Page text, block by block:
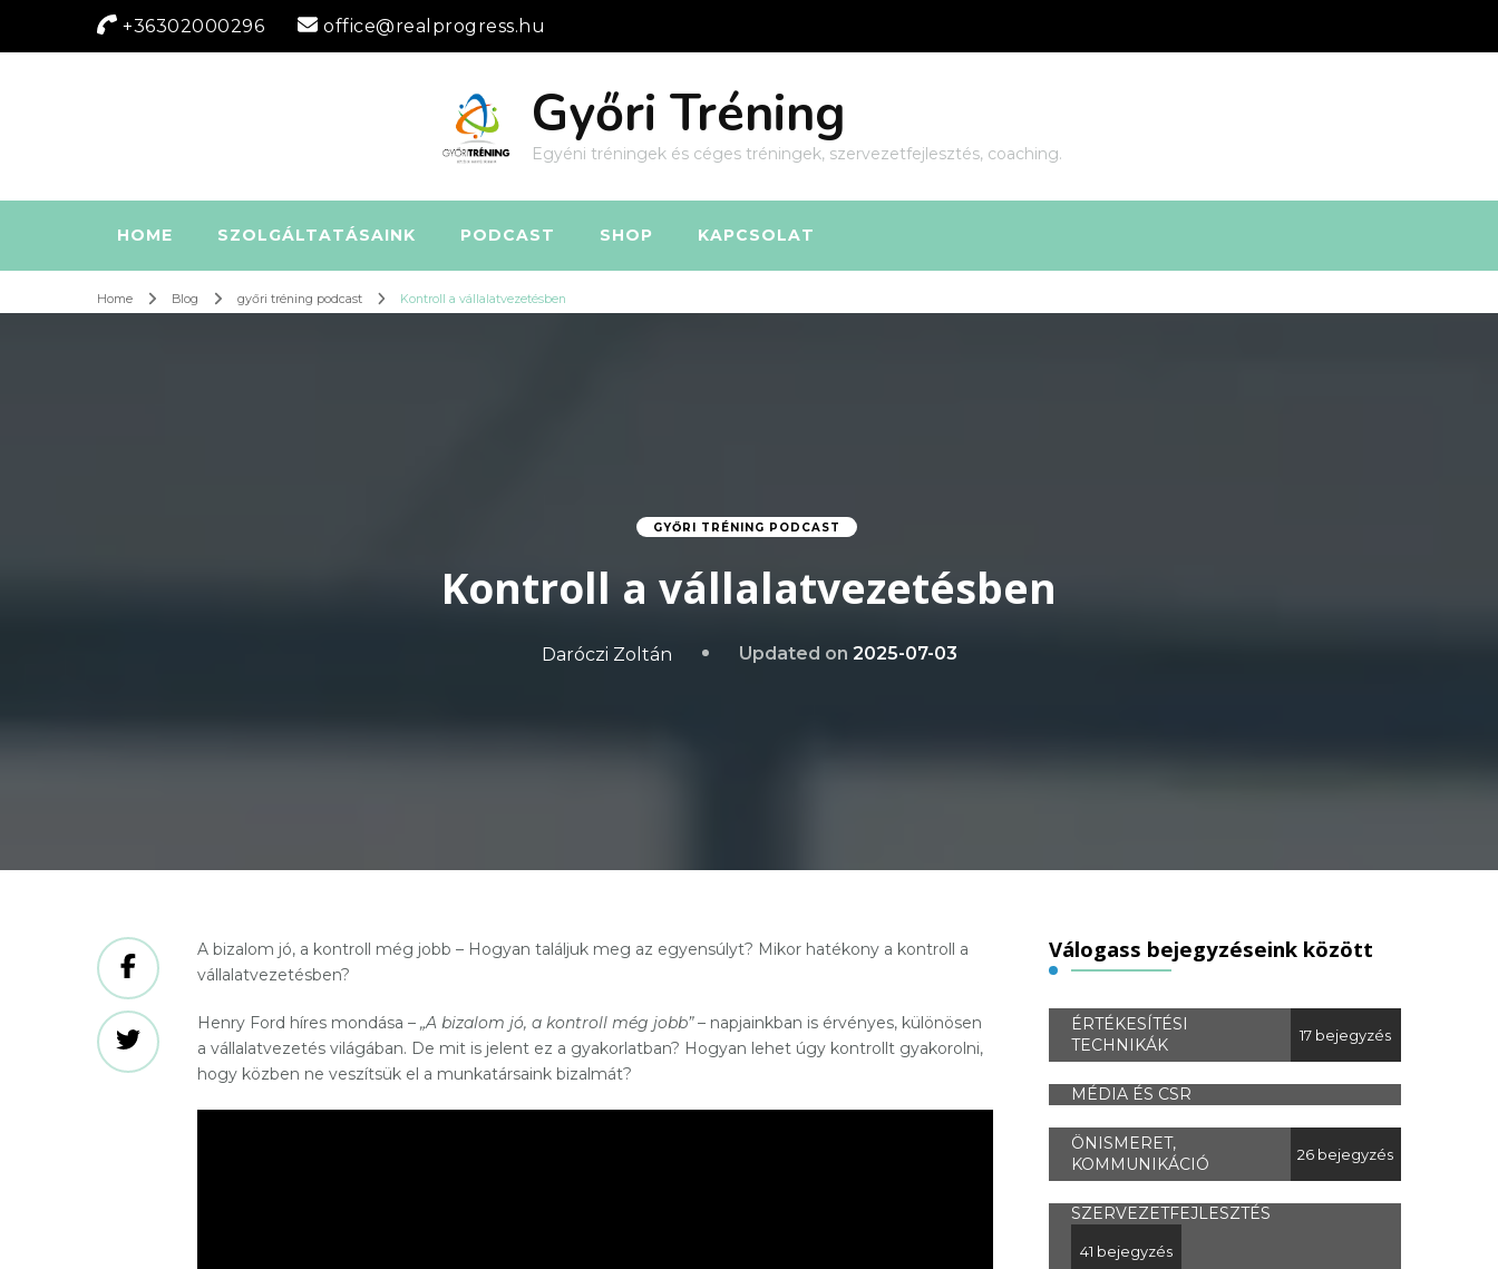
+36302000296 office@realprogress.hu
Győri Tréning
Egyéni tréningek és céges tréningek, szervezetfejlesztés, coaching.
HOME SZOLGÁLTATÁSAINK PODCAST SHOP KAPCSOLAT
Home Blog győri tréning podcast Kontroll a vállalatvezetésben
GYŐRI TRÉNING PODCAST
Kontroll a vállalatvezetésben
Daróczi Zoltán Updated on 2025-07-03
A bizalom jó, a kontroll még jobb – Hogyan találjuk meg az egyensúlyt? Mikor hatékony a kontroll a
vállalatvezetésben?
Henry Ford híres mondása – „A bizalom jó, a kontroll még jobb”– napjainkban is érvényes, különösen
a vállalatvezetés világában. De mit is jelent ez a gyakorlatban? Hogyan lehet úgy kontrollt gyakorolni,
hogy közben ne veszítsük el a munkatársaink bizalmát?
Válogass bejegyzéseink között
ÉRTÉKESÍTÉSI
TECHNIKÁK
17 bejegyzés
MÉDIA ÉS CSR
ÖNISMERET,
KOMMUNIKÁCIÓ
26 bejegyzés
SZERVEZETFEJLESZTÉS
41 bejegyzés